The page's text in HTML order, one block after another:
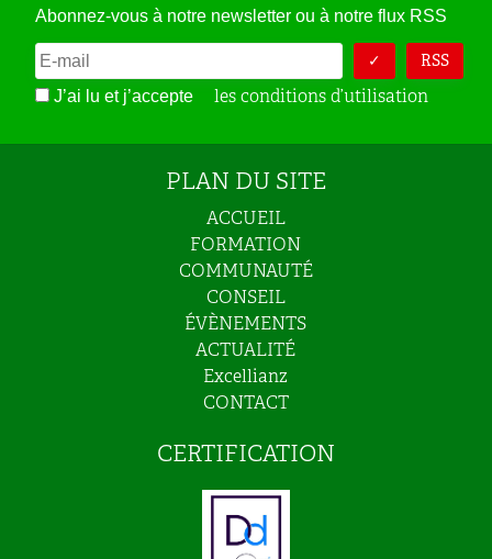
Abonnez-vous à notre newsletter ou à notre flux RSS
RSS
J’ai lu et j’accepte les conditions d’utilisation
PLAN DU SITE
ACCUEIL
FORMATION
COMMUNAUTÉ
CONSEIL
ÉVÈNEMENTS
ACTUALITÉ
Excellianz
CONTACT
CERTIFICATION